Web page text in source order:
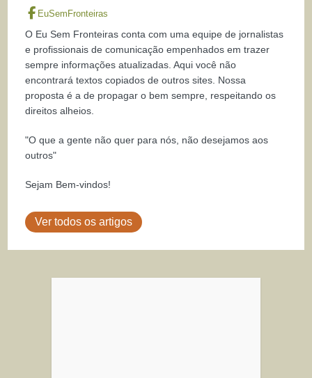
EuSemFronteiras
O Eu Sem Fronteiras conta com uma equipe de jornalistas
e profissionais de comunicação empenhados em trazer
sempre informações atualizadas. Aqui você não
encontrará textos copiados de outros sites. Nossa
proposta é a de propagar o bem sempre, respeitando os
direitos alheios.
"O que a gente não quer para nós, não desejamos aos
outros"
Sejam Bem-vindos!
Ver todos os artigos